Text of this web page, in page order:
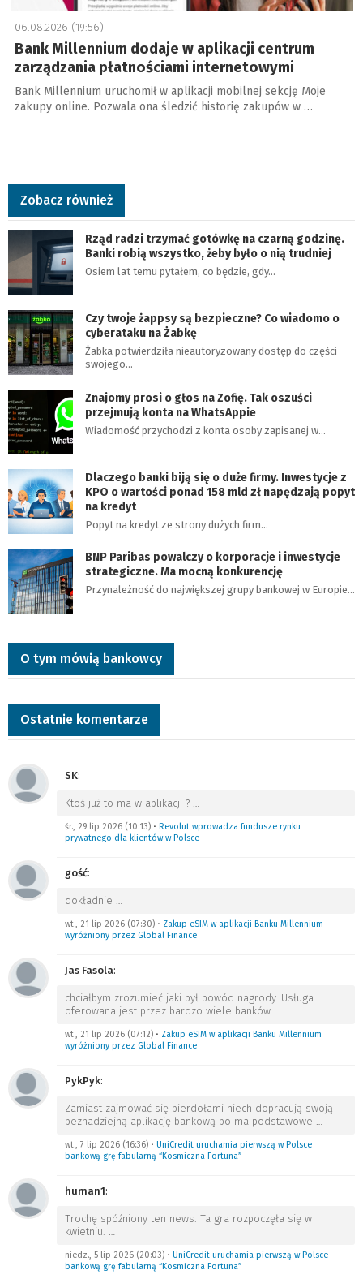
06.08.2026 (19:56)
Bank Millennium dodaje w aplikacji centrum
zarządzania płatnościami internetowymi
Bank Millennium uruchomił w aplikacji mobilnej sekcję Moje
zakupy online. Pozwala ona śledzić historię zakupów w …
Zobacz również
Rząd radzi trzymać gotówkę na czarną godzinę.
Banki robią wszystko, żeby było o nią trudniej
Osiem lat temu pytałem, co będzie, gdy…
Czy twoje żappsy są bezpieczne? Co wiadomo o
cyberataku na Żabkę
Żabka potwierdziła nieautoryzowany dostęp do części
swojego…
Znajomy prosi o głos na Zofię. Tak oszuści
przejmują konta na WhatsAppie
Wiadomość przychodzi z konta osoby zapisanej w…
Dlaczego banki biją się o duże firmy. Inwestycje z
KPO o wartości ponad 158 mld zł napędzają popyt
na kredyt
Popyt na kredyt ze strony dużych firm…
BNP Paribas powalczy o korporacje i inwestycje
strategiczne. Ma mocną konkurencję
Przynależność do największej grupy bankowej w Europie…
O tym mówią bankowcy
Ostatnie komentarze
SK:
Ktoś już to ma w aplikacji ? …
śr., 29 lip 2026 (10:13) • Revolut wprowadza fundusze rynku
prywatnego dla klientów w Polsce
gość:
dokładnie …
wt., 21 lip 2026 (07:30) • Zakup eSIM w aplikacji Banku Millennium
wyróżniony przez Global Finance
Jas Fasola:
chciałbym zrozumieć jaki był powód nagrody. Usługa
oferowana jest przez bardzo wiele banków. …
wt., 21 lip 2026 (07:12) • Zakup eSIM w aplikacji Banku Millennium
wyróżniony przez Global Finance
PykPyk:
Zamiast zajmować się pierdołami niech dopracują swoją
beznadziejną aplikację bankową bo ma podstawowe …
wt., 7 lip 2026 (16:36) • UniCredit uruchamia pierwszą w Polsce
bankową grę fabularną “Kosmiczna Fortuna”
human1:
Trochę spóźniony ten news. Ta gra rozpoczęła się w
kwietniu. …
niedz., 5 lip 2026 (20:03) • UniCredit uruchamia pierwszą w Polsce
bankową grę fabularną “Kosmiczna Fortuna”